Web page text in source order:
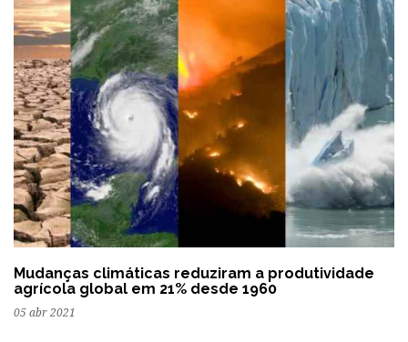
Mudanças climáticas reduziram a produtividade
agrícola global em 21% desde 1960
05 abr 2021